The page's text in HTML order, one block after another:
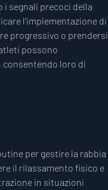
i segnali precoci della
l'implementazione di
progressivo o prendersi
possono
loro di
per gestire la rabbia
il rilassamento fisico e
in situazioni